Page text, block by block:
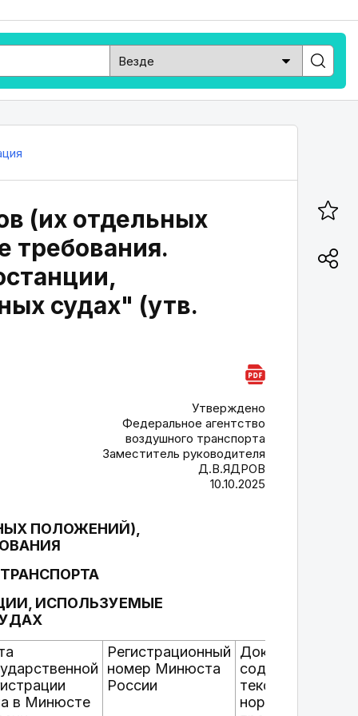
(их отдельных
требования.
судах" (утв.
Утверждено
Федеральное агентство
воздушного транспорта
Заместитель руководителя
Д.В.ЯДРОВ
10.10.2025
ПОЛОЖЕНИЙ),
ИСПОЛЬЗУЕМЫЕ
в Минюсте
Регистрационный
номер Минюста
России
Документ,
содержащий
текст
нормативного